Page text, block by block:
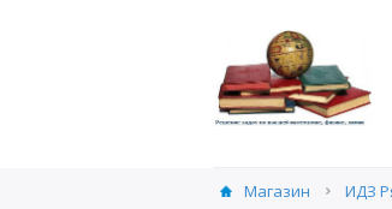
Магазин ИДЗ